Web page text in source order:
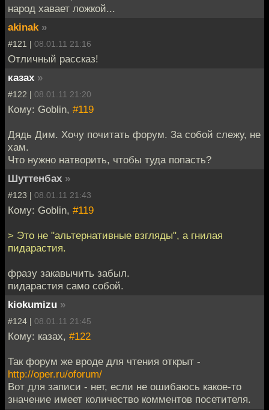
народ хавает ложкой...
akinak »
#121 | 08.01.11 21:16
Отличный рассказ!
казах »
#122 | 08.01.11 21:20
Кому: Goblin, #119
Дядь Дим. Хочу почитать форум. За собой слежу, не
хам.
Что нужно натворить, чтобы туда попасть?
Шуттенбах »
#123 | 08.01.11 21:43
Кому: Goblin, #119
> Это не "альтернативные взгляды", а гнилая
пидарастия.
фразу закавычить забыл.
пидарастия само собой.
kiokumizu »
#124 | 08.01.11 21:45
Кому: казах, #122
Так форум же вроде для чтения открыт -
http://oper.ru/oforum/
Вот для записи - нет, если не ошибаюсь какое-то
значение имеет количество комментов посетителя.